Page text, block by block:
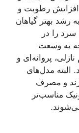
افزایش رطوبت و
بهتر گیاهان
را در
به وسعت
پروانه‌ای و
البته مدل‌های
و مصرف
مناسب‌تر